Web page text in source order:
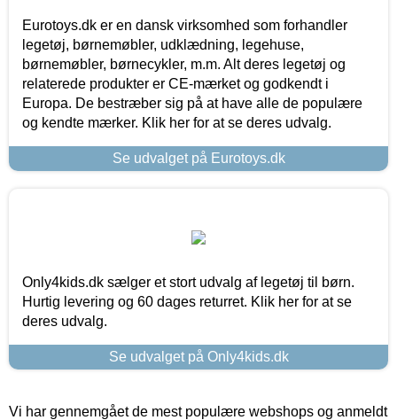
Eurotoys.dk er en dansk virksomhed som forhandler
legetøj, børnemøbler, udklædning, legehuse,
børnemøbler, børnecykler, m.m. Alt deres legetøj og
relaterede produkter er CE-mærket og godkendt i
Europa. De bestræber sig på at have alle de populære
og kendte mærker. Klik her for at se deres udvalg.
Se udvalget på Eurotoys.dk
Only4kids.dk sælger et stort udvalg af legetøj til børn.
Hurtig levering og 60 dages returret. Klik her for at se
deres udvalg.
Se udvalget på Only4kids.dk
Vi har gennemgået de mest populære webshops og anmeldt